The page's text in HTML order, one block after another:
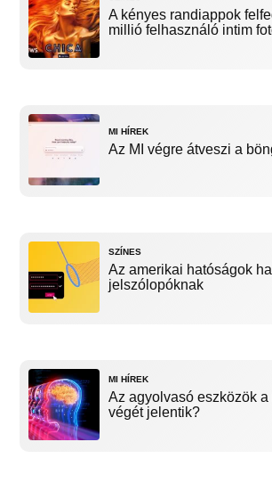
A kényes randiappok
millió felhasználó intim
MI HÍREK
Az MI végre átveszi a
SZÍNES
Az amerikai hatóságok
jelszólopóknak
MI HÍREK
Az agyolvasó eszközök
végét jelentik?